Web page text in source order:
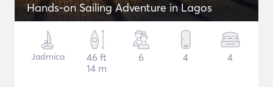
Hands-on Sailing Adventure in Lagos
Jadrnica
46 ft
14 m
6 4 4